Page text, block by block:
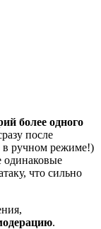
более одного
после
в ручном режиме!)
одинаковые
что сильно
.